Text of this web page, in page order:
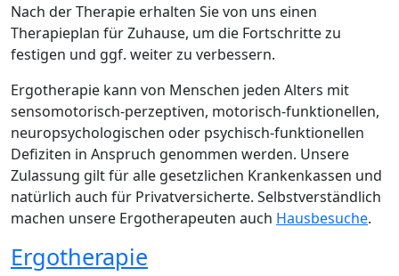
Nach der Therapie erhalten Sie von uns einen
Therapieplan für Zuhause, um die Fortschritte zu
festigen und ggf. weiter zu verbessern.
Ergotherapie kann von Menschen jeden Alters mit
sensomotorisch-perzeptiven, motorisch-funktionellen,
neuropsychologischen oder psychisch-funktionellen
Defiziten in Anspruch genommen werden. Unsere
Zulassung gilt für alle gesetzlichen Krankenkassen und
natürlich auch für Privatversicherte. Selbstverständlich
machen unsere Ergotherapeuten auch Hausbesuche.
Ergotherapie